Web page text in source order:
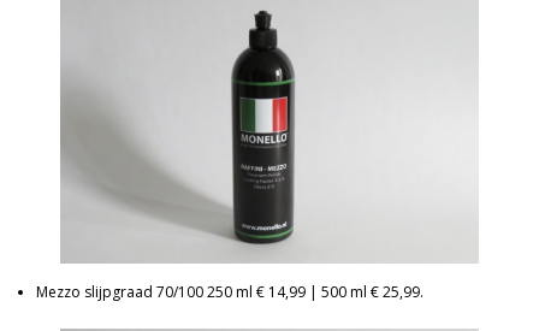
Mezzo slijpgraad 70/100 250 ml € 14,99 | 500 ml € 25,99.